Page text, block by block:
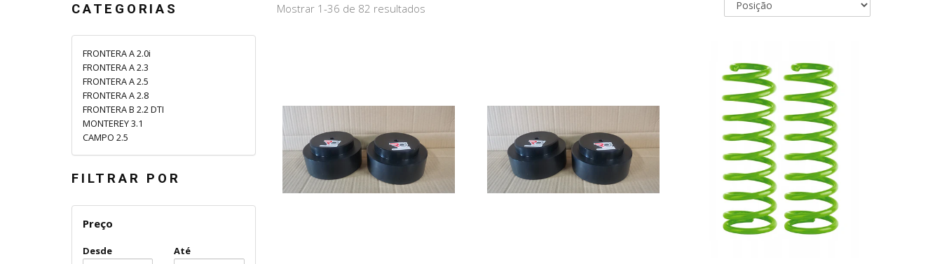
CATEGORIAS
FRONTERA A 2.0i
FRONTERA A 2.3
FRONTERA A 2.5
FRONTERA A 2.8
FRONTERA B 2.2 DTI
MONTEREY 3.1
CAMPO 2.5
FILTRAR POR
Preço
Desde Até
Mostrar 1-36 de 82 resultados